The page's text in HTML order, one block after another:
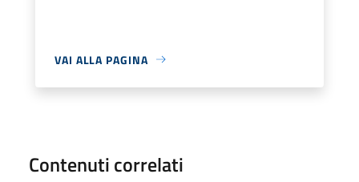
VAI ALLA PAGINA
Contenuti correlati